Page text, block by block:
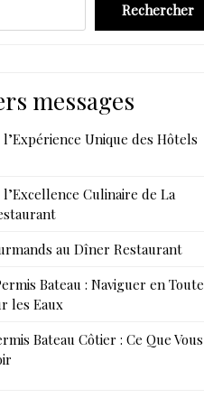
Rechercher
messages
Unique des Hôtels
Culinaire de La
au Dîner Restaurant
Bateau : Naviguer en Toute
les Eaux
Bateau Côtier : Ce Que Vous